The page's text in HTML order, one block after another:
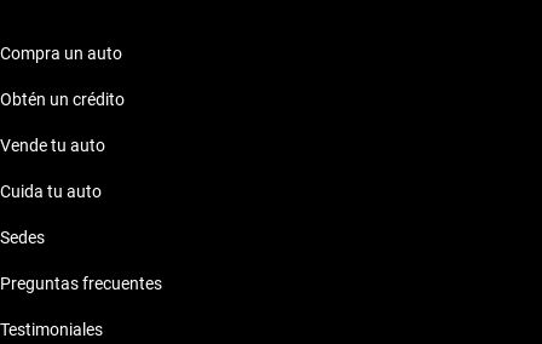
Compra un auto
Obtén un crédito
Vende tu auto
Cuida tu auto
Sedes
Preguntas frecuentes
Testimoniales